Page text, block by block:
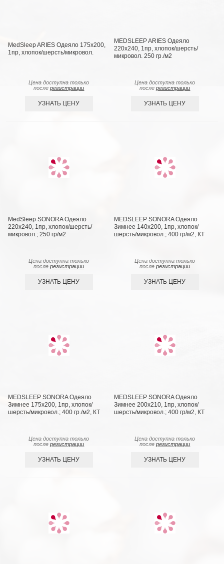
MedSleep ARIES Одеяло 175х200,
1пр, хлопок/шерсть/микровол.
Цена доступна только
послерегистрации
УЗНАТЬ ЦЕНУ
MEDSLEEP ARIES Одеяло
220х240, 1пр, хлопок/шерсть/
микровол. 250 гр./м2
Цена доступна только
послерегистрации
УЗНАТЬ ЦЕНУ
MedSleep SONORA Одеяло
220х240, 1пр, хлопок/шерсть/
микровол.; 250 гр/м2
Цена доступна только
послерегистрации
УЗНАТЬ ЦЕНУ
MEDSLEEP SONORA Одеяло
Зимнее 140х200, 1пр, хлопок/
шерсть/микровол.; 400 гр/м2, КТ
Цена доступна только
послерегистрации
УЗНАТЬ ЦЕНУ
MEDSLEEP SONORA Одеяло
Зимнее 175х200, 1пр, хлопок/
шерсть/микровол.; 400 гр./м2, КТ
Цена доступна только
послерегистрации
УЗНАТЬ ЦЕНУ
MEDSLEEP SONORA Одеяло
Зимнее 200х210, 1пр, хлопок/
шерсть/микровол.; 400 гр/м2, КТ
Цена доступна только
послерегистрации
УЗНАТЬ ЦЕНУ